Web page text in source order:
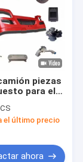
piezas
para el
para
el último precio
ahora